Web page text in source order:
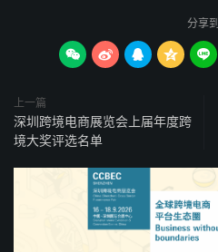
分享到
    
上一篇
深圳跨境电商展览会上届年度跨
境大奖评选名单